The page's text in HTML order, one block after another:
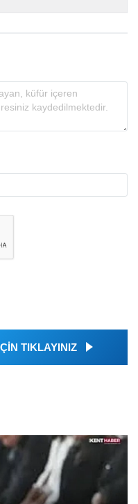
TIKLAYINIZ